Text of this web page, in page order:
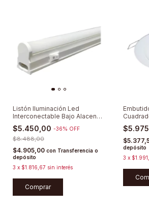
Listón Iluminación Led
Interconectable Bajo Alacena
30cm
$5.450,00 -36% OFF
$8.488,00
$4.905,00 con Transferencia o
depósito
3 x $1.816,67 sin interés
Comprar
Cocina/
depósito
3 x